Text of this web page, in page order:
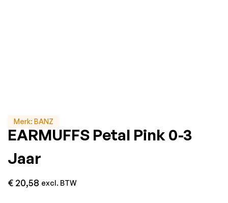
Merk: BANZ
EARMUFFS Petal Pink 0-3
Jaar
€ 20,58 excl. BTW